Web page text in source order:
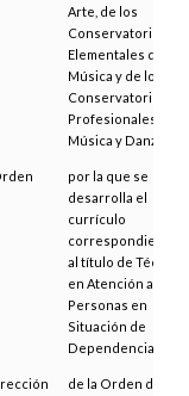
Arte, de los
Conservatorios
Elementales de
Música y de los
Conservatorios
Profesionales de
Música y Danza
por la que se
desarrolla el
currículo
correspondiente
al título de Técnico
en Atención a
Personas en
Situación de
Dependencia
de la Orden de 27